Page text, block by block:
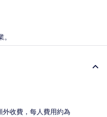
外收費，每人費用約為